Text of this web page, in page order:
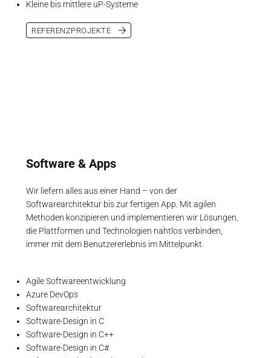
REFERENZPROJEKTE
Kleine bis mittlere uP-Systeme
Software & Apps
Wir liefern alles aus einer Hand – von der
Softwarearchitektur bis zur fertigen App. Mit agilen
Methoden konzipieren und implementieren wir Lösungen,
die Plattformen und Technologien nahtlos verbinden,
immer mit dem Benutzererlebnis im Mittelpunkt.
Agile Softwareentwicklung
Azure DevOps
Softwarearchitektur
Software-Design in C
Software-Design in C++
Software-Design in C#